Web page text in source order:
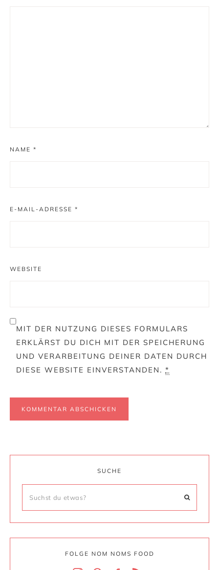
NAME *
E-MAIL-ADRESSE *
WEBSITE
MIT DER NUTZUNG DIESES FORMULARS
ERKLÄRST DU DICH MIT DER SPEICHERUNG
UND VERARBEITUNG DEINER DATEN DURCH
DIESE WEBSITE EINVERSTANDEN. *
SUCHE
FOLGE NOM NOMS FOOD